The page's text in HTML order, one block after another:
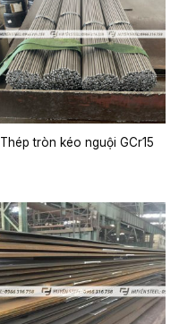
Thép tròn kéo nguội GCr15